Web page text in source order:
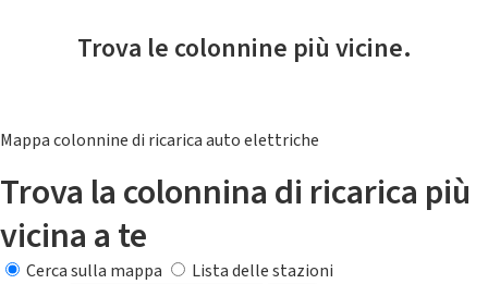
Trova le colonnine più vicine.
Mappa colonnine di ricarica auto elettriche
Trova la colonnina di ricarica più
vicina a te
Cerca sulla mappa
Lista delle stazioni